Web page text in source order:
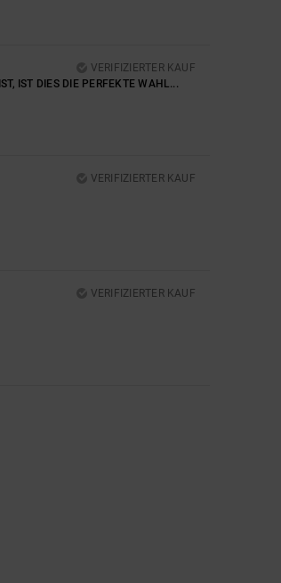
VERIFIZIERTER KAUF
IST DIES DIE PERFEKTE WAHL...
VERIFIZIERTER KAUF
VERIFIZIERTER KAUF